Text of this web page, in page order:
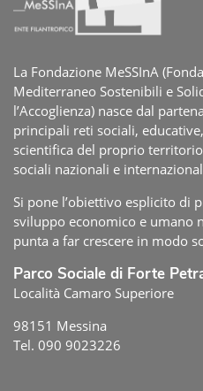
La Fondazione MeSSInA
Mediterraneo Sostenibili e
l’Accoglienza) nasce dal
principali reti sociali,
scientifica del proprio
sociali nazionali e
Si pone l’obiettivo esplicito di
sviluppo economico e umano
punta a far crescere in modo
Parco Sociale di Forte
Località Camaro Superiore
98151 Messina
Tel. 090 9023226